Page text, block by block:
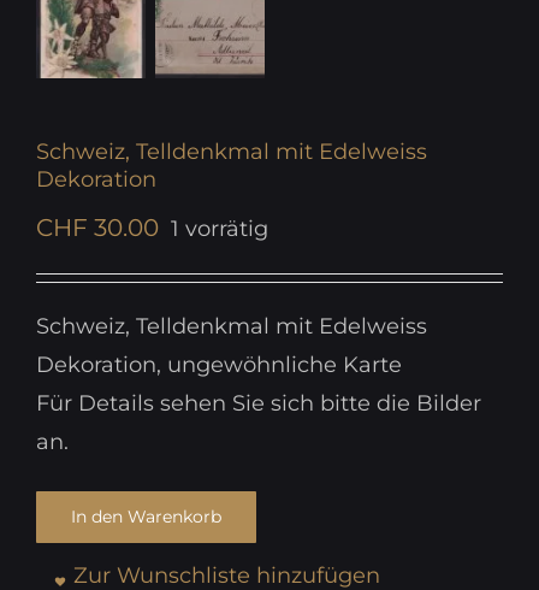
Schweiz, Telldenkmal mit Edelweiss
Dekoration
CHF 30.00 1 vorrätig
Schweiz, Telldenkmal mit Edelweiss
Dekoration, ungewöhnliche Karte
Für Details sehen Sie sich bitte die Bilder
an.
In den Warenkorb
Zur Wunschliste hinzufügen